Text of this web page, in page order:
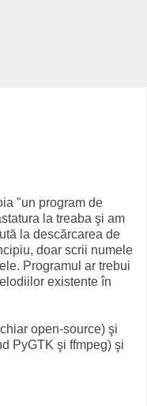
"un program de
la treaba şi am
la descărcarea de
doar scrii numele
Programul ar trebui
existente în
open-source) şi
PyGTK şi ffmpeg) şi